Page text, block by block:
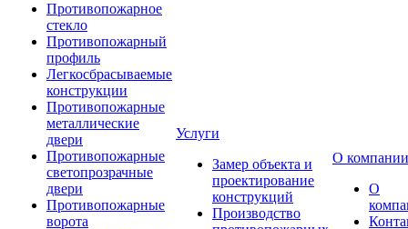
Противопожарное
стекло
Противопожарный
профиль
Легкосбрасываемые
конструкции
Противопожарные
металлические
двери
Противопожарные
светопрозрачные
двери
Противопожарные
ворота
Услуги
Замер объекта и
проектирование
конструкций
Производство
О компании
О